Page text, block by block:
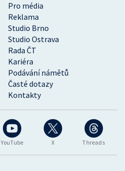
YouTube X Threads
Pro média
Reklama
Studio Brno
Studio Ostrava
Rada ČT
Kariéra
Podávání námětů
Časté dotazy
Kontakty